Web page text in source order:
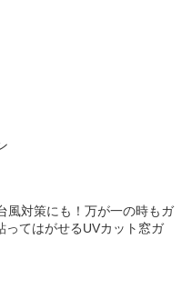
風対策にも！万が一の時もガ
ってはがせるUVカット窓ガ